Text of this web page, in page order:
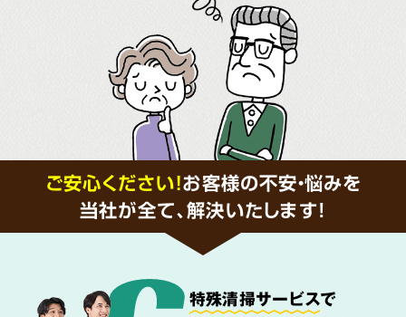
ご安心ください！お客様の不安・悩みを
当社が全て、解決いたします!
特殊清掃サービスで